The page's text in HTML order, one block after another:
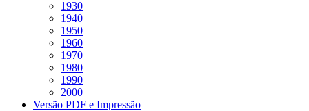
1930
1940
1950
1960
1970
1980
1990
2000
Versão PDF e Impressão